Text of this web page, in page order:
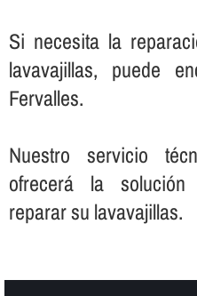
Si necesita la
lavavajillas, puede
Fervalles.
Nuestro servicio
ofrecerá la
reparar su lavavajillas.